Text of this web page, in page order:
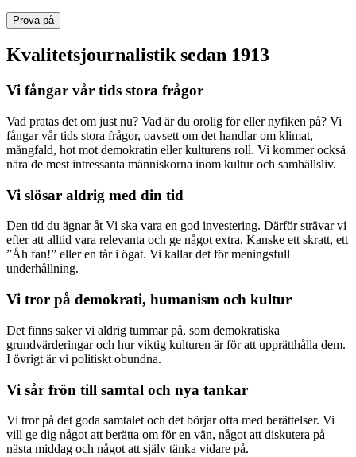
Prova på
Kvalitetsjournalistik sedan 1913
Vi fångar vår tids stora frågor
Vad pratas det om just nu? Vad är du orolig för eller nyfiken på? Vi
fångar vår tids stora frågor, oavsett om det handlar om klimat,
mångfald, hot mot demokratin eller kulturens roll. Vi kommer också
nära de mest intressanta människorna inom kultur och samhällsliv.
Vi slösar aldrig med din tid
Den tid du ägnar åt Vi ska vara en god investering. Därför strävar vi
efter att alltid vara relevanta och ge något extra. Kanske ett skratt, ett
”Åh fan!” eller en tår i ögat. Vi kallar det för meningsfull
underhållning.
Vi tror på demokrati, humanism och kultur
Det finns saker vi aldrig tummar på, som demokratiska
grundvärderingar och hur viktig kulturen är för att upprätthålla dem.
I övrigt är vi politiskt obundna.
Vi sår frön till samtal och nya tankar
Vi tror på det goda samtalet och det börjar ofta med berättelser. Vi
vill ge dig något att berätta om för en vän, något att diskutera på
nästa middag och något att själv tänka vidare på.